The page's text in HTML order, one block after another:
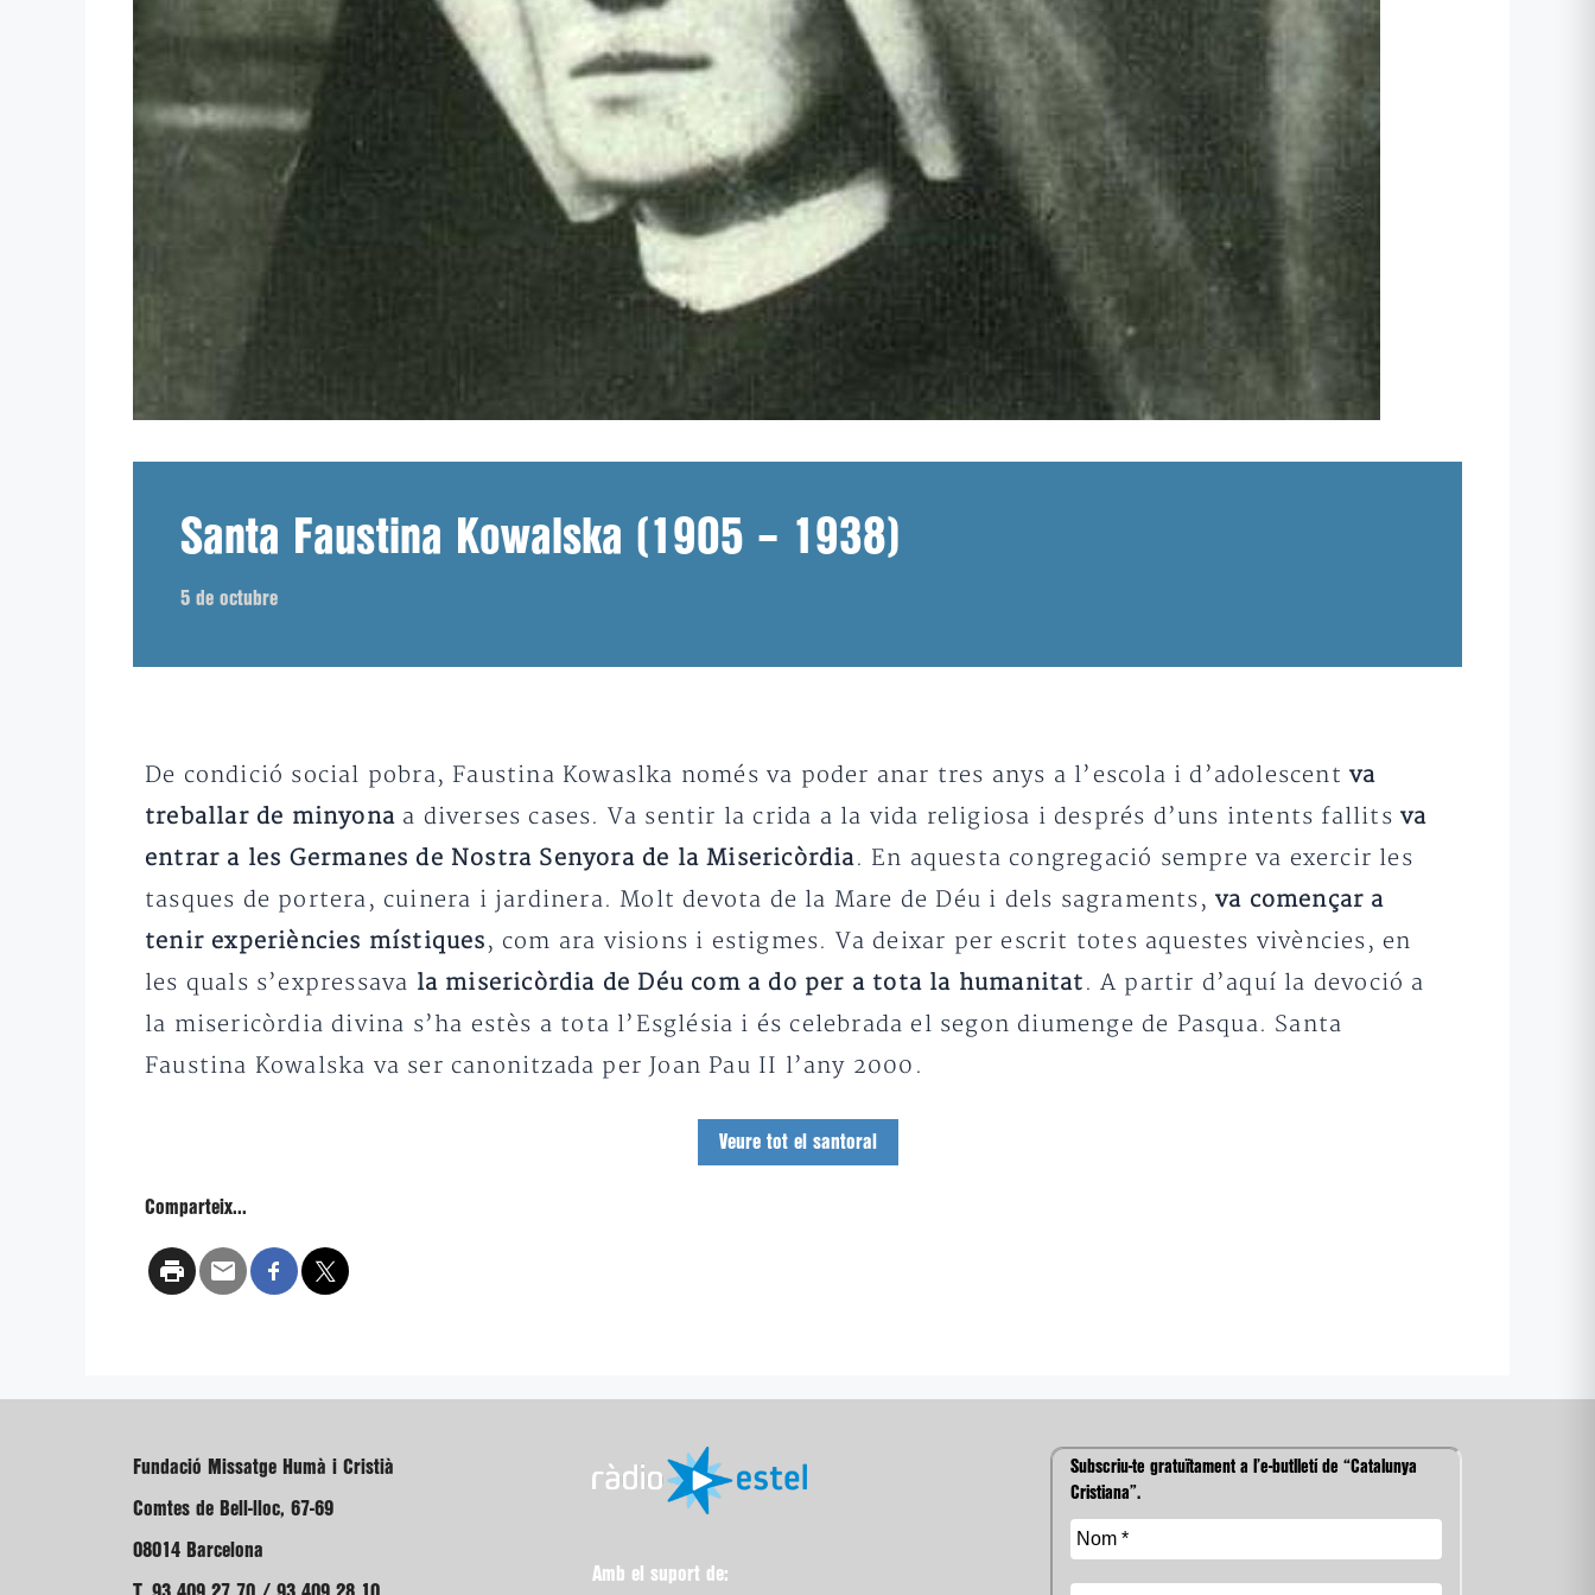
Santa Faustina Kowalska (1905 – 1938)
5 de octubre
De condició social pobra, Faustina Kowaslka només va poder anar tres anys a l’escola i d’adolescent va
treballar de minyona a diverses cases. Va sentir la crida a la vida religiosa i després d’uns intents fallits va
entrar a les Germanes de Nostra Senyora de la Misericòrdia. En aquesta congregació sempre va exercir les
tasques de portera, cuinera i jardinera. Molt devota de la Mare de Déu i dels sagraments,va començar a
tenir experiències místiques, com ara visions i estigmes. Va deixar per escrit totes aquestes vivències, en
les quals s’expressava la misericòrdia de Déu com a do per a tota la humanitat. A partir d’aquí la devoció a
la misericòrdia divina s’ha estès a tota l’Església i és celebrada el segon diumenge de Pasqua. Santa
Faustina Kowalska va ser canonitzada per Joan Pau II l’any 2000.
Veure tot el santoral
Comparteix...
Fundació Missatge Humà i Cristià
Comtes de Bell-lloc, 67-69
08014 Barcelona
Amb el suport de:
Subscriu-te gratuïtament a l’e-butlletí de “Catalunya
Cristiana”.